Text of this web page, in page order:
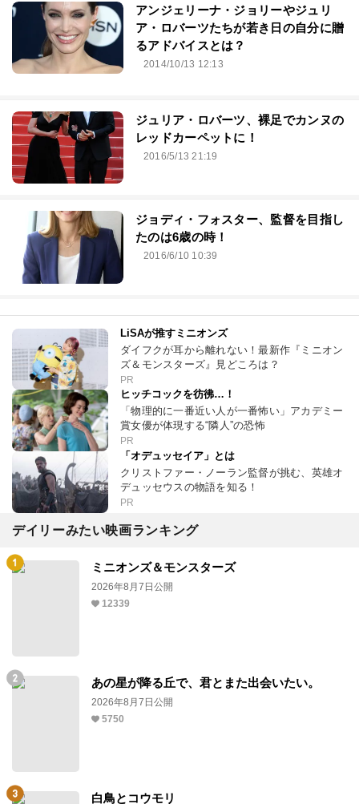
アンジェリーナ・ジョリーやジュリ
ア・ロバーツたちが若き日の自分に贈
るアドバイスとは？
2014/10/13 12:13
ジュリア・ロバーツ、裸足でカンヌの
レッドカーペットに！
2016/5/13 21:19
ジョディ・フォスター、監督を目指し
たのは6歳の時！
2016/6/10 10:39
LiSAが推すミニオンズ
ダイフクが耳から離れない！最新作『ミニオン
ズ＆モンスターズ』見どころは？
PR
ヒッチコックを彷彿…！
「物理的に一番近い人が一番怖い」アカデミー
賞女優が体現する“隣人”の恐怖
PR
「オデュッセイア」とは
クリストファー・ノーラン監督が挑む、英雄オ
デュッセウスの物語を知る！
PR
デイリーみたい映画ランキング
ミニオンズ＆モンスターズ
2026年8月7日公開
12339
あの星が降る丘で、君とまた出会いたい。
2026年8月7日公開
5750
白鳥とコウモリ